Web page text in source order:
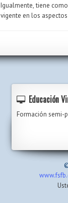
Igualmente, tiene
vigente en los
Educación
Formación semi-